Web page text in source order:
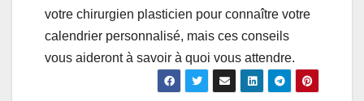
votre chirurgien plasticien pour connaître votre
calendrier personnalisé, mais ces conseils
vous aideront à savoir à quoi vous attendre.